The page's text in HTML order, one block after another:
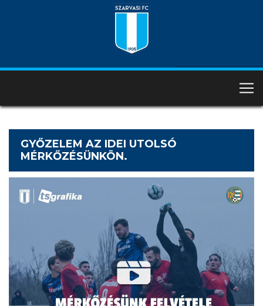
GYŐZELEM AZ IDEI UTOLSÓ
MÉRKŐZÉSÜNKÖN.